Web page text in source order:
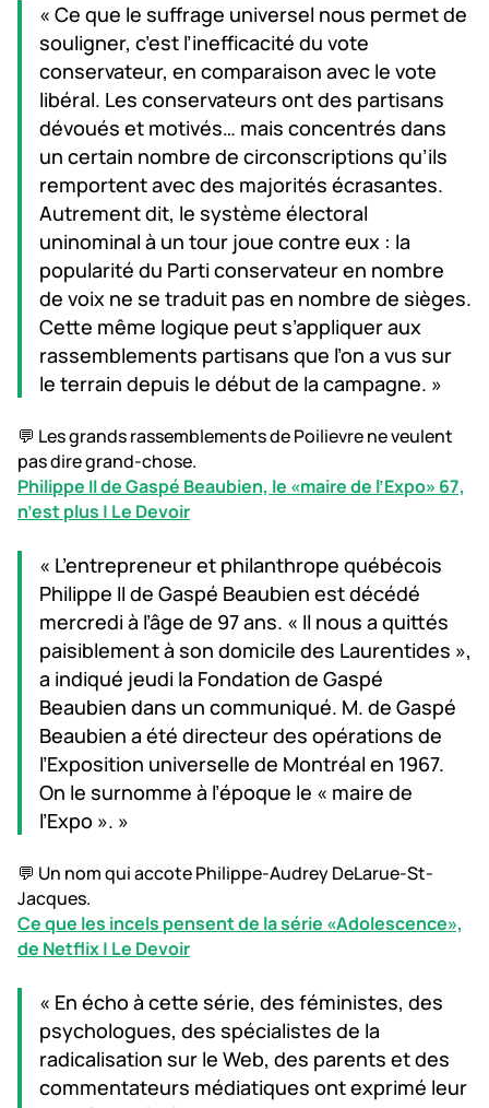
« Ce que le suffrage universel nous permet de
souligner, c’est l’inefficacité du vote
conservateur, en comparaison avec le vote
libéral. Les conservateurs ont des partisans
dévoués et motivés… mais concentrés dans
un certain nombre de circonscriptions qu’ils
remportent avec des majorités écrasantes.
Autrement dit, le système électoral
uninominal à un tour joue contre eux : la
popularité du Parti conservateur en nombre
de voix ne se traduit pas en nombre de sièges.
Cette même logique peut s’appliquer aux
rassemblements partisans que l’on a vus sur
le terrain depuis le début de la campagne. »
💬 Les grands rassemblements de Poilievre ne veulent
pas dire grand-chose.
Philippe II de Gaspé Beaubien, le «maire de l’Expo» 67,
n’est plus | Le Devoir
« L’entrepreneur et philanthrope québécois
Philippe II de Gaspé Beaubien est décédé
mercredi à l’âge de 97 ans. « Il nous a quittés
paisiblement à son domicile des Laurentides »,
a indiqué jeudi la Fondation de Gaspé
Beaubien dans un communiqué. M. de Gaspé
Beaubien a été directeur des opérations de
l’Exposition universelle de Montréal en 1967.
On le surnomme à l’époque le « maire de
l’Expo ». »
💬 Un nom qui accote Philippe-Audrey DeLarue-St-
Jacques.
Ce que les incels pensent de la série «Adolescence»,
de Netflix | Le Devoir
« En écho à cette série, des féministes, des
psychologues, des spécialistes de la
radicalisation sur le Web, des parents et des
commentateurs médiatiques ont exprimé leur